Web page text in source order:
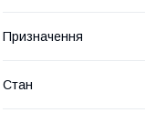
Призначення
Стан